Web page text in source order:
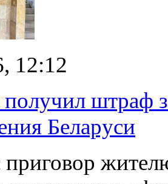
12:12
штраф
Беларуси